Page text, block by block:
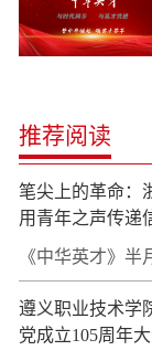
推荐阅读
笔尖上的革命：
用青年之声传递
《中华英才》半
遵义职业技术学
党成立105周年